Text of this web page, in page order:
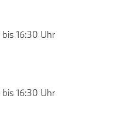
16:30 Uhr
16:30 Uhr